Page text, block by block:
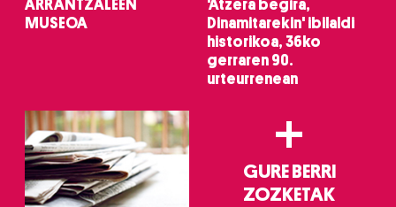
ARRANTZALEEN
MUSEOA
'Atzera begira,
Dinamitarekin' ibilaldi
historikoa, 36ko
gerraren 90.
urteurrenean
+
GURE BERRI
ZOZKETAK